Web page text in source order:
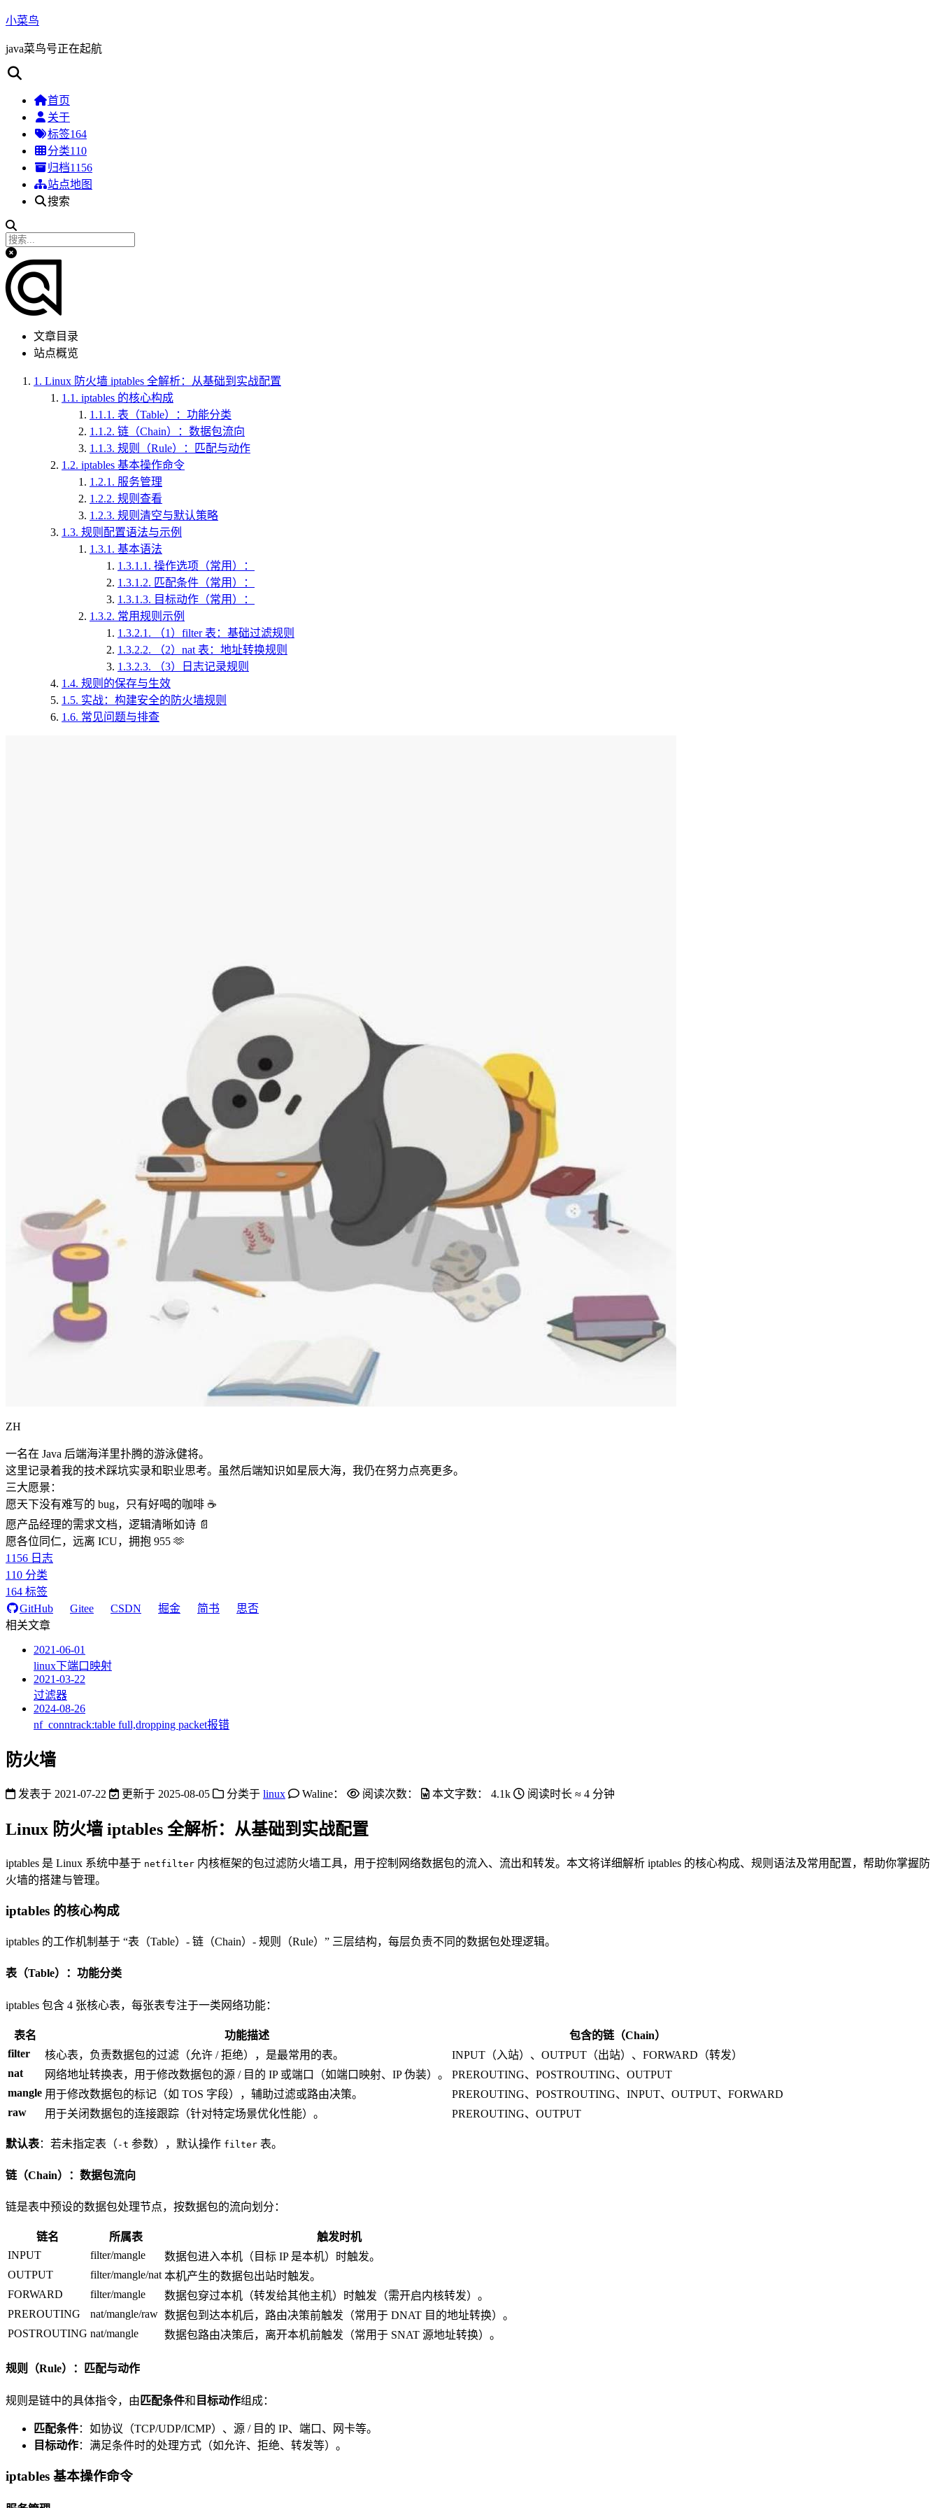
小菜鸟
java菜鸟号正在起航
首页
关于
标签164
分类110
归档1156
站点地图
搜索
文章目录
站点概览
1. Linux 防火墙 iptables 全解析：从基础到实战配置
1.1. iptables 的核心构成
1.1.1. 表（Table）：功能分类
1.1.2. 链（Chain）：数据包流向
1.1.3. 规则（Rule）：匹配与动作
1.2. iptables 基本操作命令
1.2.1. 服务管理
1.2.2. 规则查看
1.2.3. 规则清空与默认策略
1.3. 规则配置语法与示例
1.3.1. 基本语法
1.3.1.1. 操作选项（常用）：
1.3.1.2. 匹配条件（常用）：
1.3.1.3. 目标动作（常用）：
1.3.2. 常用规则示例
1.3.2.1.
（1）filter 表：基础过滤规则
1.3.2.2.
（2）nat 表：地址转换规则
1.3.2.3.
（3）日志记录规则
1.4. 规则的保存与生效
1.5. 实战：构建安全的防火墙规则
1.6. 常见问题与排查
ZH
一名在 Java 后端海洋里扑腾的游泳健将。
这里记录着我的技术踩坑实录和职业思考。虽然后端知识如星辰大海，我仍在努力点亮更多。
三大愿景：
愿天下没有难写的 bug，只有好喝的咖啡 ☕️
愿产品经理的需求文档，逻辑清晰如诗 📄
愿各位同仁，远离 ICU，拥抱 955 🫶
1156 日志
110 分类
164 标签
GitHub
Gitee CSDN 掘金 简书
思否
相关文章
2021-06-01
linux下端口映射
2021-03-22
过滤器
2024-08-26
nf_conntrack:table full,dropping packet报错
防火墙
发表于 2021-07-22 更新于 2025-08-05 分类于 linux Waline： 阅读次数： 本文字数： 4.1k 阅读时长 ≈ 4 分钟
Linux 防火墙 iptables 全解析：从基础到实战配置
iptables 是 Linux 系统中基于 netfilter 内核框架的包过滤防火墙工具，用于控制网络数据包的流入、流出和转发。本文将详细解析 iptables 的核心构成、规则语法及常用配置，帮助你掌握防
火墙的搭建与管理。
iptables 的核心构成
iptables 的工作机制基于 “表（Table）- 链（Chain）- 规则（Rule）” 三层结构，每层负责不同的数据包处理逻辑。
表（Table）：功能分类
iptables 包含 4 张核心表，每张表专注于一类网络功能：
表名 功能描述
包含的链（Chain）
filter
核心表，负责数据包的过滤（允许 / 拒绝），是最常用的表。
INPUT（入站）、OUTPUT（出站）、FORWARD（转发）
nat
网络地址转换表，用于修改数据包的源 / 目的 IP 或端口（如端口映射、IP 伪装）。
PREROUTING、POSTROUTING、OUTPUT
mangle 用于修改数据包的标记（如 TOS 字段），辅助过滤或路由决策。
PREROUTING、POSTROUTING、INPUT、OUTPUT、FORWARD
raw
用于关闭数据包的连接跟踪（针对特定场景优化性能）。 PREROUTING、OUTPUT
默认表：若未指定表（ -t 参数），默认操作 filter 表。
链（Chain）：数据包流向
链是表中预设的数据包处理节点，按数据包的流向划分：
链名 所属表
触发时机
INPUT
filter/mangle
数据包进入本机（目标 IP 是本机）时触发。
OUTPUT
filter/mangle/nat 本机产生的数据包出站时触发。
FORWARD
filter/mangle
数据包穿过本机（转发给其他主机）时触发（需开启内核转发）。
PREROUTING
nat/mangle/raw 数据包到达本机后，路由决策前触发（常用于 DNAT 目的地址转换）。
POSTROUTING nat/mangle 数据包路由决策后，离开本机前触发（常用于 SNAT 源地址转换）。
规则（Rule）：匹配与动作
规则是链中的具体指令，由 匹配条件和 目标动作组成：
匹配条件：如协议（TCP/UDP/ICMP）、源 / 目的 IP、端口、网卡等。
目标动作：满足条件时的处理方式（如允许、拒绝、转发等）。
iptables 基本操作命令